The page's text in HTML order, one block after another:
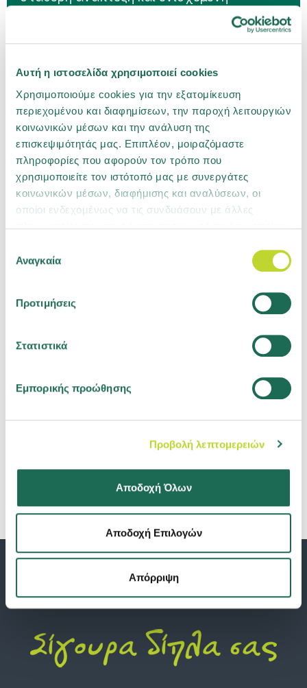
Αυτή η ιστοσελίδα χρησιμοποιεί cookies
Χρησιμοποιούμε cookies για την εξατομίκευση
περιεχομένου και διαφημίσεων, την παροχή λειτουργιών
κοινωνικών μέσων και την ανάλυση της
επισκεψιμότητάς μας. Επιπλέον, μοιραζόμαστε
πληροφορίες που αφορούν τον τρόπο που
χρησιμοποιείτε τον ιστότοπό μας με συνεργάτες
κοινωνικών μέσων, διαφήμισης και αναλύσεων, οι
οποίοι ενδεχομένως να τις συνδυάσουν με άλλες
των υπηρεσιών τους. Μάθετε περισσότερα για τα
συγκατάθεσης
Αναγκαία
Προτιμήσεις
Στατιστικά
Εμπορικής προώθησης
Προβολή λεπτομερειών
Αποδοχή Όλων
Αποδοχή Επιλογών
Απόρριψη
02.07.2026
Η Groupama Ασφαλιστική ανανεώνει την
πιστοποίηση Ethos Platinum με ιδιαίτερα
υψηλή επίδοση